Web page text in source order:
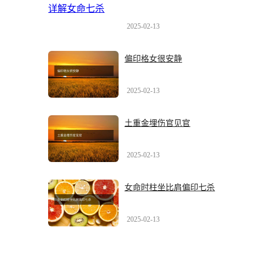
2025-02-13
偏印格女很安静
2025-02-13
土重金埋伤官见官
2025-02-13
女命时柱坐比肩偏印七杀
2025-02-13